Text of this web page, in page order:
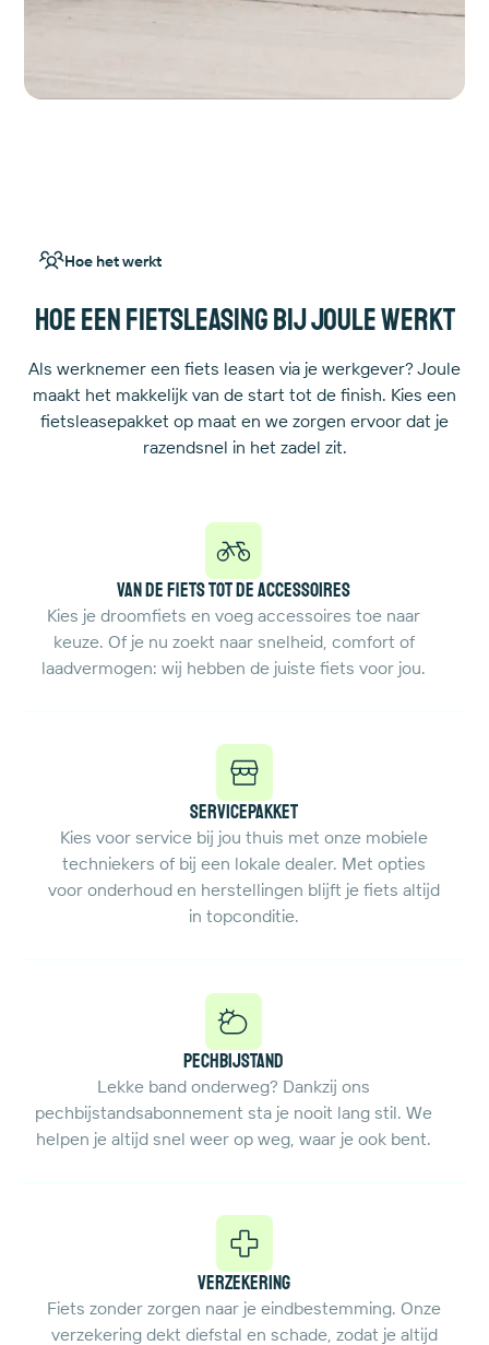
Hoe het werkt
Hoe een fietsleasing bij Joule werkt
Als werknemer een fiets leasen via je werkgever? Joule
maakt het makkelijk van de start tot de finish. Kies een
fietsleasepakket op maat en we zorgen ervoor dat je
razendsnel in het zadel zit.
Van de fiets tot de accessoires
Kies je droomfiets en voeg accessoires toe naar
keuze. Of je nu zoekt naar snelheid, comfort of
laadvermogen: wij hebben de juiste fiets voor jou.
Servicepakket
Kies voor service bij jou thuis met onze mobiele
techniekers of bij een lokale dealer. Met opties
voor onderhoud en herstellingen blijft je fiets altijd
in topconditie.
Pechbijstand
Lekke band onderweg? Dankzij ons
pechbijstandsabonnement sta je nooit lang stil. We
helpen je altijd snel weer op weg, waar je ook bent.
Verzekering
Fiets zonder zorgen naar je eindbestemming. Onze
verzekering dekt diefstal en schade, zodat je altijd